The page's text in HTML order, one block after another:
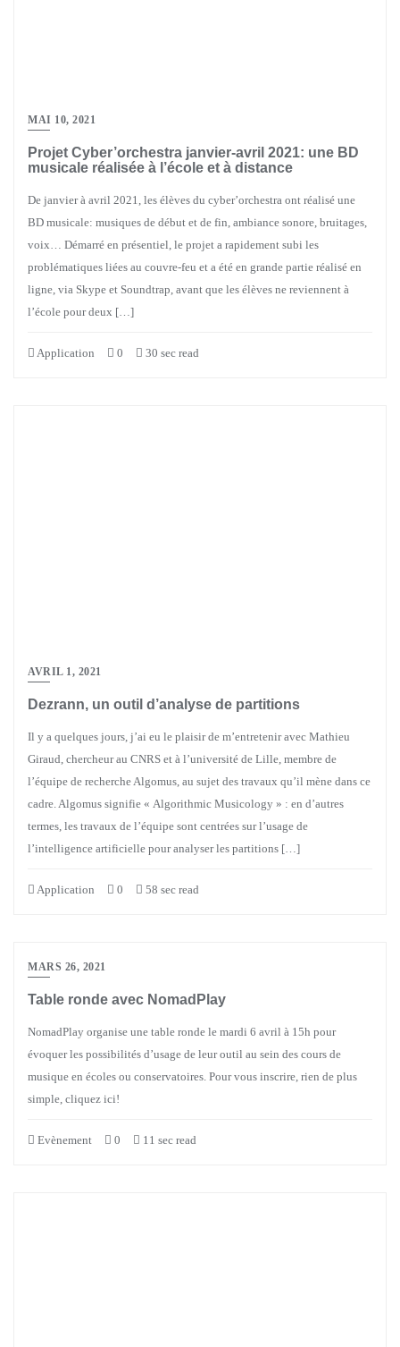
MAI 10, 2021
Projet Cyber’orchestra janvier-avril 2021: une BD
musicale réalisée à l’école et à distance
De janvier à avril 2021, les élèves du cyber’orchestra ont réalisé une
BD musicale: musiques de début et de fin, ambiance sonore, bruitages,
voix… Démarré en présentiel, le projet a rapidement subi les
problématiques liées au couvre-feu et a été en grande partie réalisé en
ligne, via Skype et Soundtrap, avant que les élèves ne reviennent à
l’école pour deux […]
Application 0 30 sec read
AVRIL 1, 2021
Dezrann, un outil d’analyse de partitions
Il y a quelques jours, j’ai eu le plaisir de m’entretenir avec Mathieu
Giraud, chercheur au CNRS et à l’université de Lille, membre de
l’équipe de recherche Algomus, au sujet des travaux qu’il mène dans ce
cadre. Algomus signifie « Algorithmic Musicology » : en d’autres
termes, les travaux de l’équipe sont centrées sur l’usage de
l’intelligence artificielle pour analyser les partitions […]
Application 0 58 sec read
MARS 26, 2021
Table ronde avec NomadPlay
NomadPlay organise une table ronde le mardi 6 avril à 15h pour
évoquer les possibilités d’usage de leur outil au sein des cours de
musique en écoles ou conservatoires. Pour vous inscrire, rien de plus
simple, cliquez ici!
Evènement 0 11 sec read